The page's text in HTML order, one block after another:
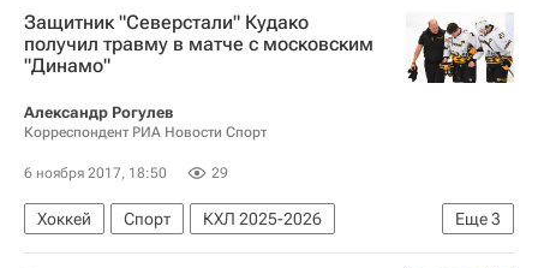
Защитник "Северстали" Кудако
получил травму в матче с московским
"Динамо"
Александр Рогулев
Корреспондент РИА Новости Спорт
6 ноября 2017, 18:50 29
Еще3
Хоккей Спорт
КХЛ 2025-2026
Северсталь
ХК Динамо (Москва)